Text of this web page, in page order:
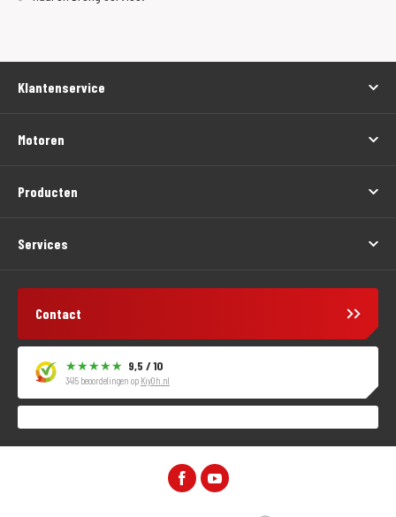
Klantenservice
Motoren
Producten
Services
Contact
9,5 / 10
3415 beoordelingen op KiyOh.nl